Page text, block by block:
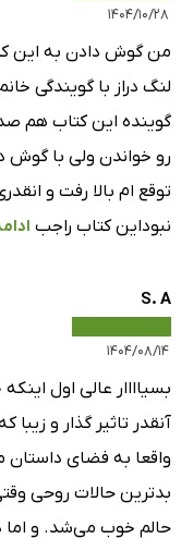
فصل هفتاد و نهم
فصل هشتادم
فصل هشتاد و یکم
فصل هشتاد و دوم
فصل هشتاد و چهارم
فصل هشتاد و پنجم
فصل هشتاد و ششم
فصل هشتاد و هشتم
فصل هشتاد و نهم
۱۴۰۴/۱۰/۲۸
من گوش دادن به این
لنگ دراز با گویندگی
گوینده این کتاب هم
رو خواندن ولی با گوش
توقع ام بالا رفت و
نبوداین کتاب راجب
S. A
۱۴۰۴/۰۸/۱۴
بسیاااار عالی اول
آنقدر تاثیر گذار و
واقعا به فضای
بدترین حالات روحی
حالم خوب می‌شد. و اما